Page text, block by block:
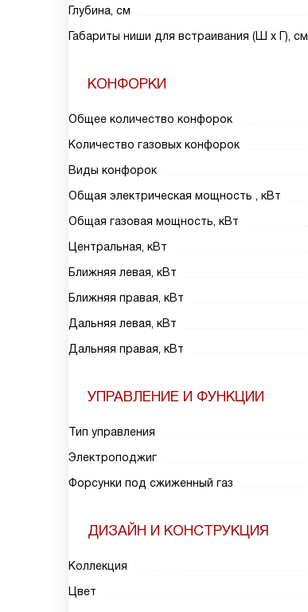
Глубина, см
Габариты ниши для встраивания (Ш х Г), см
КОНФОРКИ
Общее количество конфорок
Количество газовых конфорок
Виды конфорок
Общая электрическая мощность , кВт
Общая газовая мощность, кВт
Центральная, кВт
Ближняя левая, кВт
Ближняя правая, кВт
Дальняя левая, кВт
Дальняя правая, кВт
УПРАВЛЕНИЕ И ФУНКЦИИ
Тип управления
Электроподжиг
Форсунки под сжиженный газ
ДИЗАЙН И КОНСТРУКЦИЯ
Коллекция
Цвет